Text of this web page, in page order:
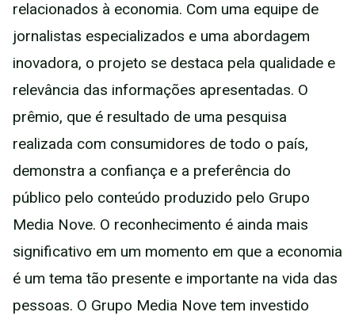
relacionados à economia. Com uma equipe de
jornalistas especializados e uma abordagem
inovadora, o projeto se destaca pela qualidade e
relevância das informações apresentadas. O
prêmio, que é resultado de uma pesquisa
realizada com consumidores de todo o país,
demonstra a confiança e a preferência do
público pelo conteúdo produzido pelo Grupo
Media Nove. O reconhecimento é ainda mais
significativo em um momento em que a economia
é um tema tão presente e importante na vida das
pessoas. O Grupo Media Nove tem investido